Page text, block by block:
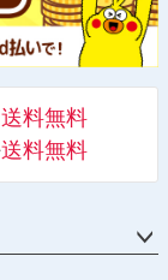
送料無料
送料無料